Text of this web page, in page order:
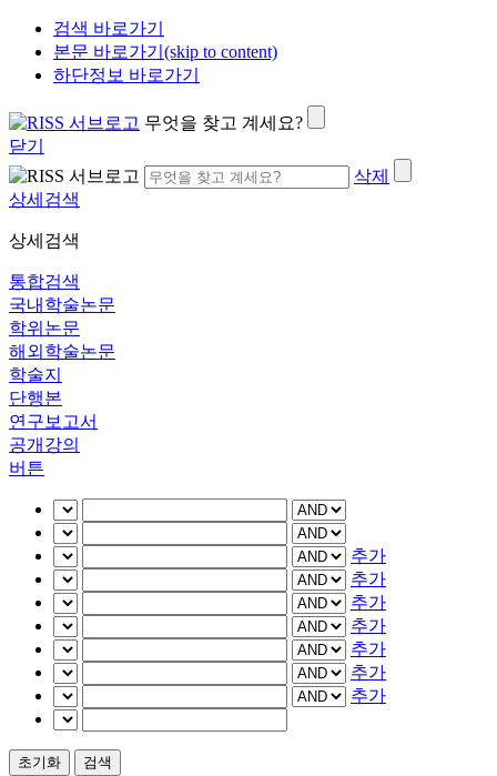
검색 바로가기
본문 바로가기(skip to content)
하단정보 바로가기
무엇을 찾고 계세요?
닫기
삭제
상세검색
상세검색
통합검색
국내학술논문
학위논문
해외학술논문
학술지
단행본
연구보고서
공개강의
버튼
추가
추가
추가
추가
추가
추가
추가